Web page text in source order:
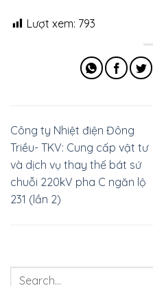
Lượt xem: 793
Công ty Nhiệt điện Đông
Triều- TKV: Cung cấp vật tư
và dịch vụ thay thế bát sứ
chuỗi 220kV pha C ngăn lộ
231 (lần 2)